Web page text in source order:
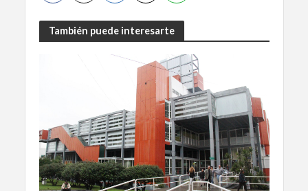
También puede interesarte